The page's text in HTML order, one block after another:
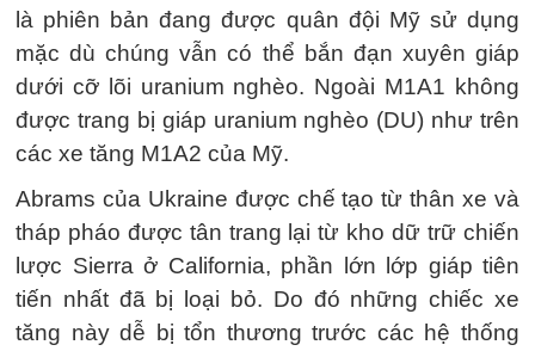
là phiên bản đang được quân đội Mỹ sử dụng
mặc dù chúng vẫn có thể bắn đạn xuyên giáp
dưới cỡ lõi uranium nghèo. Ngoài M1A1 không
được trang bị giáp uranium nghèo (DU) như trên
các xe tăng M1A2 của Mỹ.
Abrams của Ukraine được chế tạo từ thân xe và
tháp pháo được tân trang lại từ kho dữ trữ chiến
lược Sierra ở California, phần lớn lớp giáp tiên
tiến nhất đã bị loại bỏ. Do đó những chiếc xe
tăng này dễ bị tổn thương trước các hệ thống